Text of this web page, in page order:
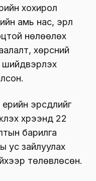
хохирол
амь нас, эрүүл
нөлөөлөх
хөрсний
шийдвэрлэх
эрсдлийг
хүрээнд 22
барилга
ус зайлуулах
төлөвлөсөн.